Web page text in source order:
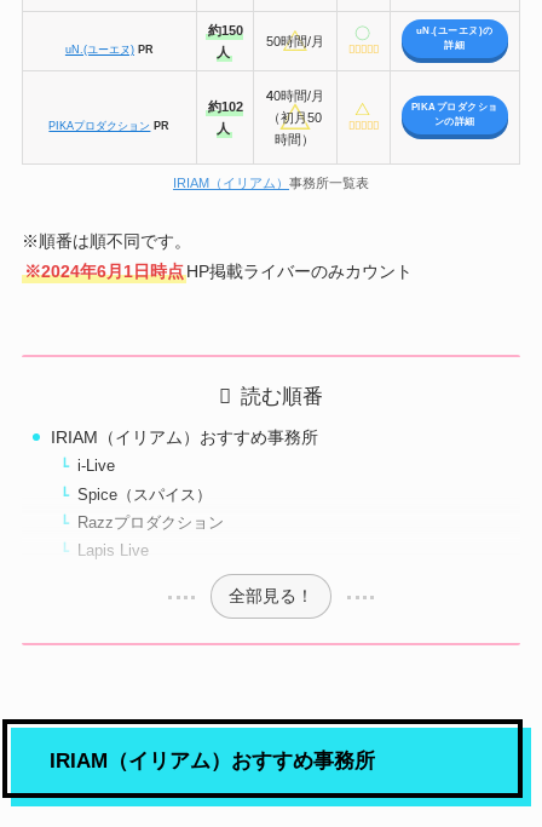
uN.(ユーエヌ)PR
約150
人
50時間/月
uN.(ユーエヌ)の
詳細
PIKAプロダクション PR
約102
人
4
40時間/月
（初月50
時間）
PIKAプロダクショ
ンの詳細
IRIAM（イリアム） 事務所一覧表
※順番は順不同です。
※2024年6月1日時点HP掲載ライバーのみカウント
読む順番
IRIAM（イリアム）おすすめ事務所
i-Live
Spice（スパイス）
Razzプロダクション
Lapis Live
全部見る！
IRIAM（イリアム）おすすめ事務所